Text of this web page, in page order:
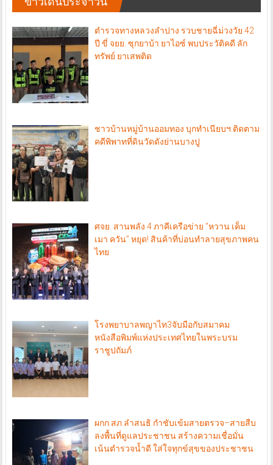
ตำรวจทางหลวงลำปาง รวบชายฉี่ม่วงวัย 42
ปี ขี่ จยย. ซุกยาบ้า ยาไอซ์ พบประวัติคดี ลัก
ทรัพย์ ยาเสพติด
ชาวบ้านหมู่บ้านออมทอง บุกทำเนียบฯ ติดตาม
คดีพิพาทที่ดินวัดดังย่านบางปู
ศจย. สานพลัง 4 ภาคีเครือข่าย “หวาน เค็ม
เมา ควัน” หยุด! สินค้าที่บ่อนทำลายสุขภาพคน
ไทย
โรงพยาบาลพญาไท3จับมือกับสมาคม
หนังสือพิมพ์แห่งประเทศไทยในพระบรม
ราชูปถัมภ์
ผกก.สภ.ลำสนธิ กำชับเข้มสายตรวจ–สายสืบ
ลงพื้นที่ดูแลประชาชน สร้างความเชื่อมั่น
เน้นตำรวจน้ำดี ใส่ใจทุกข์สุขของประชาชน